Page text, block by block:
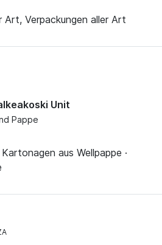
Art, Verpackungen aller Art
Unit
Pappe
aus Wellpappe ·